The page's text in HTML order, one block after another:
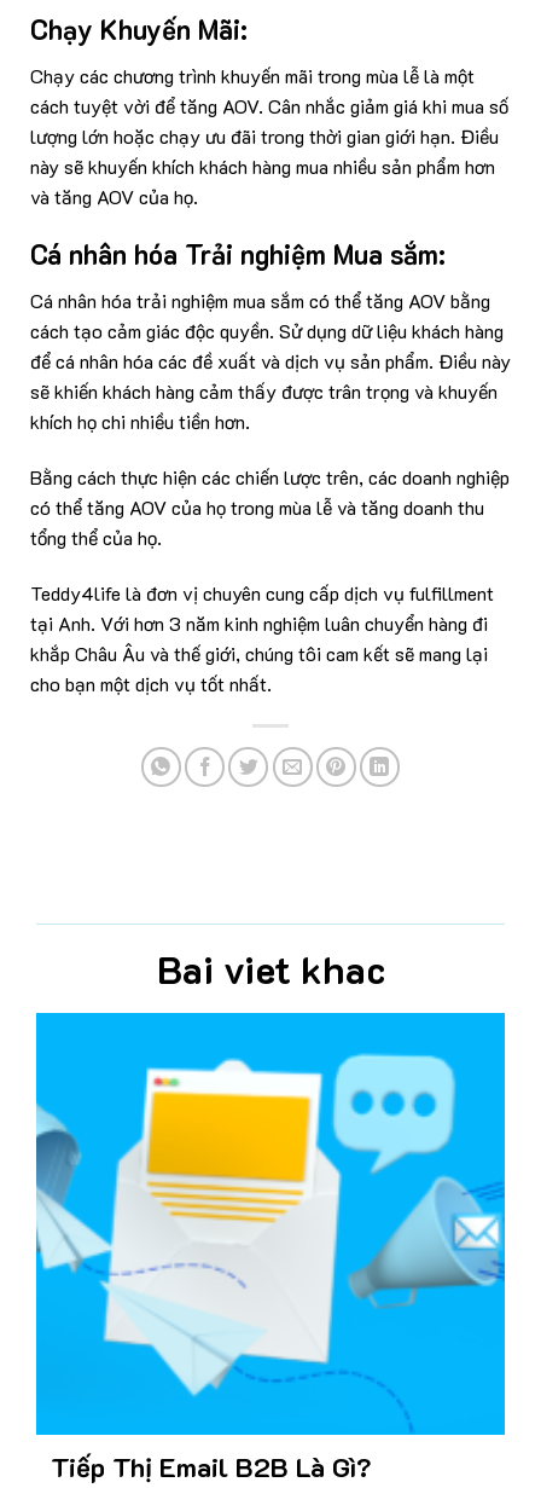
Chạy Khuyến Mãi:
Chạy các chương trình khuyến mãi trong mùa lễ là một
cách tuyệt vời để tăng AOV. Cân nhắc giảm giá khi mua số
lượng lớn hoặc chạy ưu đãi trong thời gian giới hạn. Điều
này sẽ khuyến khích khách hàng mua nhiều sản phẩm hơn
và tăng AOV của họ.
Cá nhân hóa Trải nghiệm Mua sắm:
Cá nhân hóa trải nghiệm mua sắm có thể tăng AOV bằng
cách tạo cảm giác độc quyền. Sử dụng dữ liệu khách hàng
để cá nhân hóa các đề xuất và dịch vụ sản phẩm. Điều này
sẽ khiến khách hàng cảm thấy được trân trọng và khuyến
khích họ chi nhiều tiền hơn.
Bằng cách thực hiện các chiến lược trên, các doanh nghiệp
có thể tăng AOV của họ trong mùa lễ và tăng doanh thu
tổng thể của họ.
Teddy4life là đơn vị chuyên cung cấp dịch vụ fulfillment
tại Anh. Với hơn 3 năm kinh nghiệm luân chuyển hàng đi
khắp Châu Âu và thế giới, chúng tôi cam kết sẽ mang lại
cho bạn một dịch vụ tốt nhất.
Bai viet khac
Tiếp Thị Email B2B Là Gì?